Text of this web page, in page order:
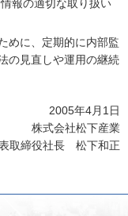
報の適切な取り扱い
めに、定期的に内部監
の見直しや運用の継続
2005年4月1日
株式会社松下産業
取締役社長 松下和正